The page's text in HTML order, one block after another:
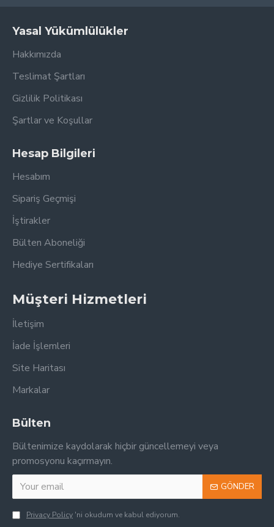
Yasal Yükümlülükler
Hakkımızda
Teslimat Şartları
Gizlilik Politikası
Şartlar ve Koşullar
Hesap Bilgileri
Hesabım
Sipariş Geçmişi
İştirakler
Bülten Aboneliği
Hediye Sertifikaları
Müşteri Hizmetleri
İletişim
İade İşlemleri
Site Haritası
Markalar
Bülten
Bültenimize kaydolarak hiçbir güncellemeyi veya
promosyonu kaçırmayın.
GÖNDER
Privacy Policy 'ni okudum ve kabul ediyorum.